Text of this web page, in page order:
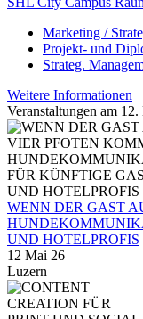
Marketing /
Projekt- und
Strateg.
Weitere Informationen
Veranstaltungen am
WENN DER GAST
UND HOTELPROFIS
12 Mai 26
Luzern